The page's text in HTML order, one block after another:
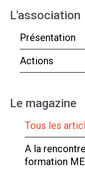
L'association
Présentation
Actions
Le magazine
Tous les
A la
formation